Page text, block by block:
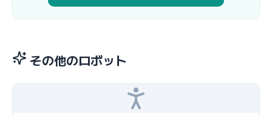
その他のロボット